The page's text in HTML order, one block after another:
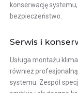
konserwację
bezpieczeństwo.
Serwis i
Usługa montażu
również
systemu. Zespół